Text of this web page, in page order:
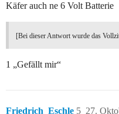
Käfer auch ne 6 Volt Batterie
[Bei dieser Antwort wurde das
1 „Gefällt mir“
Friedrich_Eschle 27.
5